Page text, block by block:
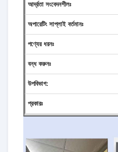
আর্দ্রতা সংবেদনশীলঃ
অপারেটিং সাপ্লাই বর্তমানঃ
পণ্যের ধরনঃ
বন্ধ করুনঃ
উপবিভাগ:
প্রকারঃ